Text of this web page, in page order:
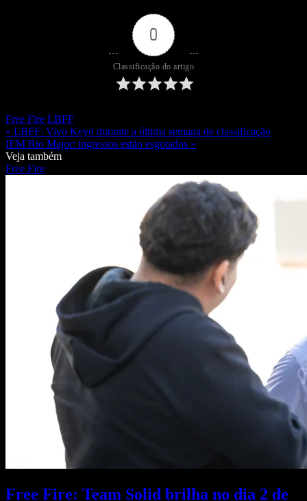
0
Classificação do artigo
Free Fire LBFF
« LBFF: Vivo Keyd durante a última semana de classificação
IEM Rio Major: ingressos estão esgotados »
Veja também
Free Fire
Free Fire: Team Solid brilha no dia 2 de